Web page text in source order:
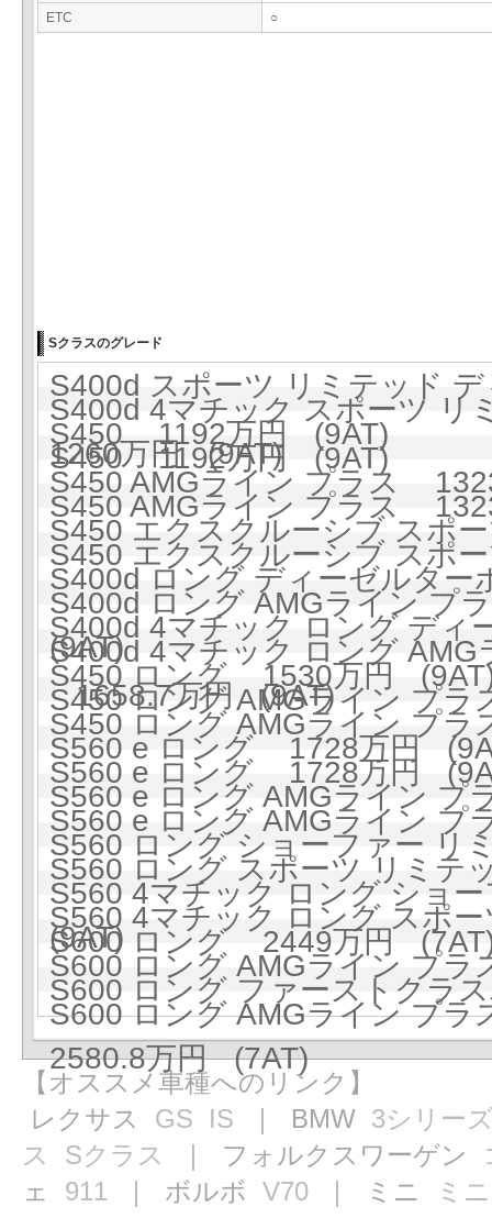
ETC ○
Sクラスのグレード
S400d スポーツ リミテッド
S400d 4マチック スポーツ
1260万円 (9AT)
S450 1192万円 (9AT)
S450 1192万円 (9AT)
S450 AMGライン プラス
S450 AMGライン プラス
S450 エクスクルーシブ ス
S450 エクスクルーシブ ス
S400d ロング ディーゼルタ
S400d ロング AMGライン
(9AT)
S400d 4マチック ロング デ
S400d 4マチック ロング
1658.7万円 (9AT)
S450 ロング 1530万円
S450 ロング AMGライン プ
S450 ロング AMGライン プ
S560 e ロング 1728万円
S560 e ロング 1728万円
S560 e ロング AMGライン
S560 e ロング AMGライン
S560 ロング ショーファー
S560 ロング スポーツ リミ
S560 4マチック ロング ショ
(9AT)
S560 4マチック ロング スポ
S600 ロング 2449万円
S600 ロング AMGライン プ
S600 ロング ファーストク
S600 ロング AMGライン プ
2580.8万円 (7AT)
【オススメ車種へのリンク】
レクサス GS IS ｜ BMW 3シリー
ス
Sクラス ｜ フォルクスワーゲン
ェ 911 ｜ ボルボ V70 ｜ ミニ ミニ